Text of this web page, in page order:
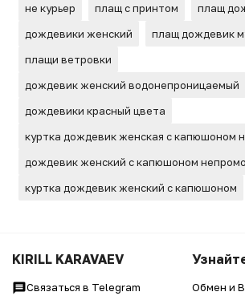
не курьер
плащ с принтом
плащ
дождевики женский
плащ дождевик
плащи ветровки
дождевик женский водонепроницаемый
дождевики красный цвета
куртка дождевик женская с капюшоном
дождевик женский с капюшоном
куртка дождевик женский с капюшоном
KIRILL KARAVAEV
Связаться в Telegram
Обмен и